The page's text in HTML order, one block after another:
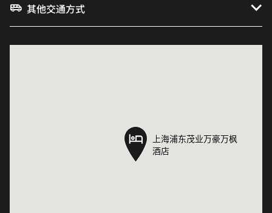
其他交通方式
上海浦东茂业万豪万枫
酒店
上海浦东茂业万豪万枫
酒店